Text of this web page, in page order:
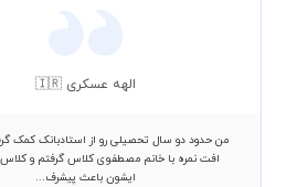
الهه عسکری 🇮🇷
من حدود دو سال تحصیلی رو از استادبانک کمک
افت نمره با خانم مصطفوی کلاس گرفتم و
ایشون باعث پیشرف...